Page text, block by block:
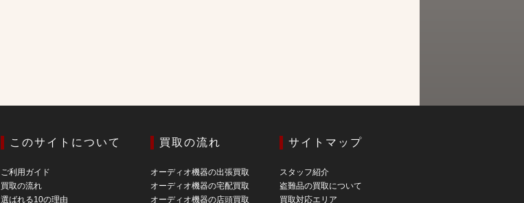
このサイトについて
ご利用ガイド
買取の流れ
選ばれる10の理由
買取の流れ
オーディオ機器の出張買取
オーディオ機器の宅配買取
オーディオ機器の店頭買取
サイトマップ
スタッフ紹介
盗難品の買取について
買取対応エリア